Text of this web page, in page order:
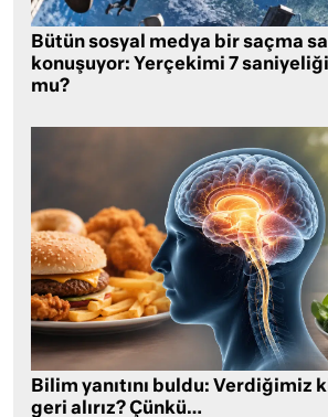
Bütün sosyal medya bir saçma
konuşuyor: Yerçekimi 7
mu?
Bilim yanıtını buldu: Verdiğimiz
geri alırız? Çünkü…